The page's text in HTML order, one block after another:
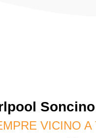
Soncino
VICINO A